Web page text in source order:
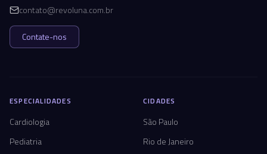
contato@revoluna.com.br
Contate-nos
ESPECIALIDADES
Cardiologia
Pediatria
CIDADES
São Paulo
Rio de Janeiro